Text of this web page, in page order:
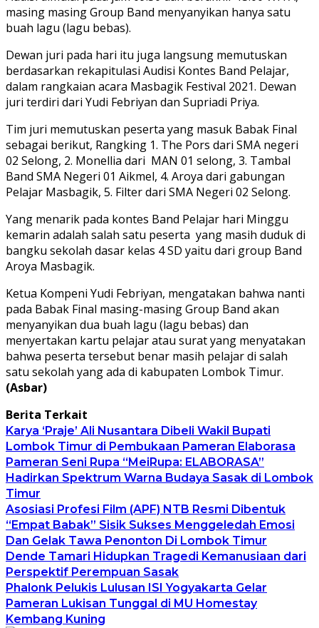
masing masing Group Band menyanyikan hanya satu
buah lagu (lagu bebas).
Dewan juri pada hari itu juga langsung memutuskan
berdasarkan rekapitulasi Audisi Kontes Band Pelajar,
dalam rangkaian acara Masbagik Festival 2021. Dewan
juri terdiri dari Yudi Febriyan dan Supriadi Priya.
Tim juri memutuskan peserta yang masuk Babak Final
sebagai berikut, Rangking 1. The Pors dari SMA negeri
02 Selong, 2. Monellia dari MAN 01 selong, 3. Tambal
Band SMA Negeri 01 Aikmel, 4. Aroya dari gabungan
Pelajar Masbagik, 5. Filter dari SMA Negeri 02 Selong.
Yang menarik pada kontes Band Pelajar hari Minggu
kemarin adalah salah satu peserta yang masih duduk di
bangku sekolah dasar kelas 4 SD yaitu dari group Band
Aroya Masbagik.
Ketua Kompeni Yudi Febriyan, mengatakan bahwa nanti
pada Babak Final masing-masing Group Band akan
menyanyikan dua buah lagu (lagu bebas) dan
menyertakan kartu pelajar atau surat yang menyatakan
bahwa peserta tersebut benar masih pelajar di salah
satu sekolah yang ada di kabupaten Lombok Timur.
(Asbar)
Berita Terkait
Karya ‘Praje’ Ali Nusantara Dibeli Wakil Bupati
Lombok Timur di Pembukaan Pameran Elaborasa
Pameran Seni Rupa “MeiRupa: ELABORASA”
Hadirkan Spektrum Warna Budaya Sasak di Lombok
Timur
Asosiasi Profesi Film (APF) NTB Resmi Dibentuk
“Empat Babak” Sisik Sukses Menggeledah Emosi
Dan Gelak Tawa Penonton Di Lombok Timur
Dende Tamari Hidupkan Tragedi Kemanusiaan dari
Perspektif Perempuan Sasak
Phalonk Pelukis Lulusan ISI Yogyakarta Gelar
Pameran Lukisan Tunggal di MU Homestay
Kembang Kuning